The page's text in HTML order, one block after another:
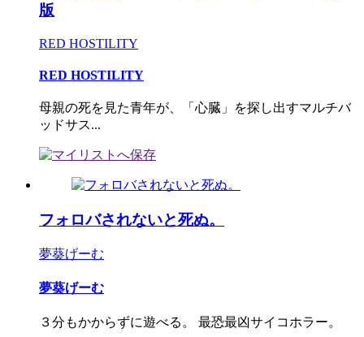
版
RED HOSTILITY
RED HOSTILITY
母親の死を見た青年が、「心臓」を探し出すマルチバ
ッドサス...
フォロバされないと死ぬ。
夢葵げーむ
夢葵げーむ
３分もかからずに遊べる。 最恐最凶サイコホラー。